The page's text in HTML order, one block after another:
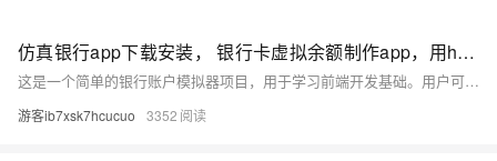
仿真银行app下载安装， 银行卡虚拟余额制作app，用html+css+js实现逼真娱乐工具
这是一个简单的银行账户模拟器项目，用于学习前端开发基础。用户可进行存款、取款操作，所有数据存储于浏览器内存中
游客ib7xsk7hcucuo 3352